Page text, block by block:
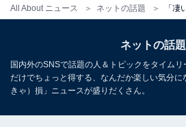
All About ニュース ネットの話題
ネットの話題
国内外のSNSで話題の人＆トピックをタイム
だけでちょっと得する、なんだか楽しい気分
きゃ）損」ニュースが盛りだくさん。